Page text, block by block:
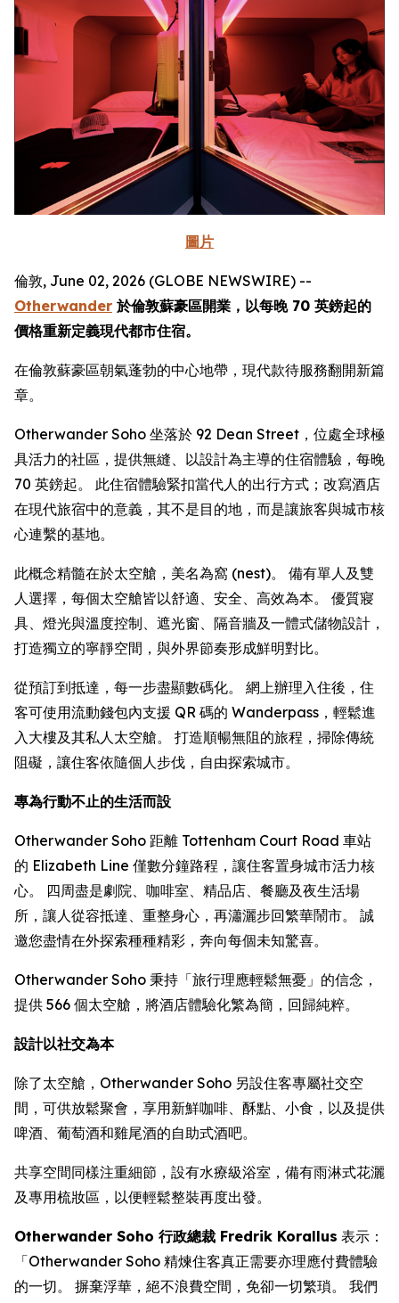
圖片
倫敦, June 02, 2026 (GLOBE NEWSWIRE) --
Otherwander 於倫敦蘇豪區開業，以每晚 70 英鎊起的
價格重新定義現代都市住宿。
在倫敦蘇豪區朝氣蓬勃的中心地帶，現代款待服務翻開新篇
章。
Otherwander Soho 坐落於 92 Dean Street，位處全球極
具活力的社區，提供無縫、以設計為主導的住宿體驗，每晚
70 英鎊起。 此住宿體驗緊扣當代人的出行方式；改寫酒店
在現代旅宿中的意義，其不是目的地，而是讓旅客與城市核
心連繫的基地。
此概念精髓在於太空艙，美名為窩 (nest)。 備有單人及雙
人選擇，每個太空艙皆以舒適、安全、高效為本。 優質寢
具、燈光與溫度控制、遮光窗、隔音牆及一體式儲物設計，
打造獨立的寧靜空間，與外界節奏形成鮮明對比。
從預訂到抵達，每一步盡顯數碼化。 網上辦理入住後，住
客可使用流動錢包內支援 QR 碼的 Wanderpass，輕鬆進
入大樓及其私人太空艙。 打造順暢無阻的旅程，掃除傳統
阻礙，讓住客依隨個人步伐，自由探索城市。
專為行動不止的生活而設
Otherwander Soho 距離 Tottenham Court Road 車站
的 Elizabeth Line 僅數分鐘路程，讓住客置身城市活力核
心。 四周盡是劇院、咖啡室、精品店、餐廳及夜生活場
所，讓人從容抵達、重整身心，再瀟灑步回繁華鬧市。 誠
邀您盡情在外探索種種精彩，奔向每個未知驚喜。
Otherwander Soho 秉持「旅行理應輕鬆無憂」的信念，
提供 566 個太空艙，將酒店體驗化繁為簡，回歸純粹。
設計以社交為本
除了太空艙，Otherwander Soho 另設住客專屬社交空
間，可供放鬆聚會，享用新鮮咖啡、酥點、小食，以及提供
啤酒、葡萄酒和雞尾酒的自助式酒吧。
共享空間同樣注重細節，設有水療級浴室，備有雨淋式花灑
及專用梳妝區，以便輕鬆整裝再度出發。
Otherwander Soho 行政總裁 Fredrik Korallus 表示：
「Otherwander Soho 精煉住客真正需要亦理應付費體驗
的一切。 摒棄浮華，絕不浪費空間，免卻一切繁瑣。 我們